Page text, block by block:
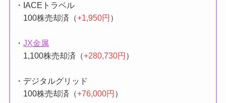
・IACEトラベル
100株売却済（+1,950円 ）
・ JX金属
1,100株売却済（+280,730円 ）
・デジタルグリッド
100株売却済（+76,000円 ）